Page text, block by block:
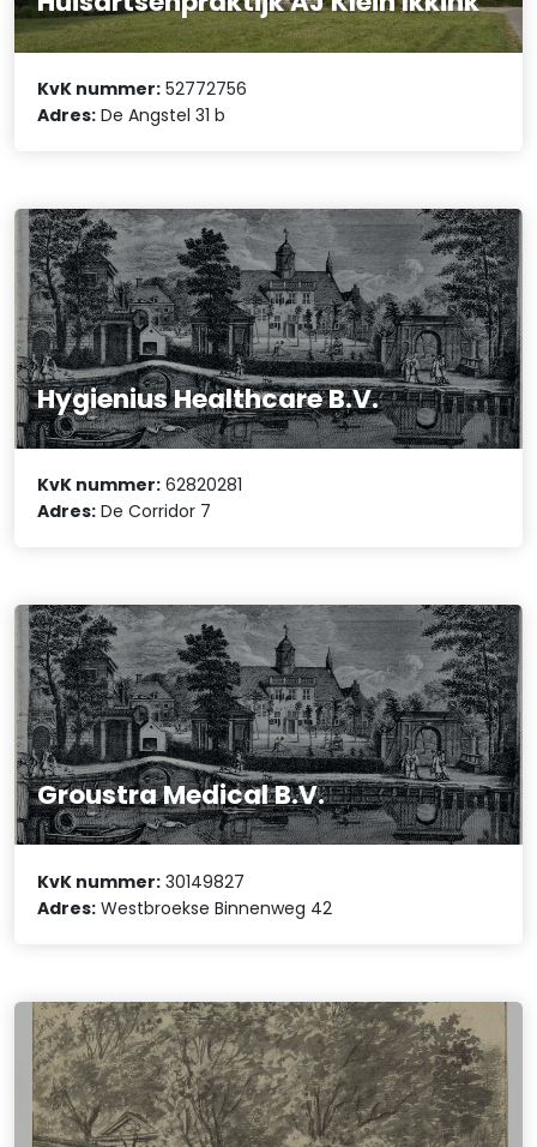
KvK nummer: 52772756
Adres: De Angstel 31 b
Hygienius Healthcare B.V.
KvK nummer: 62820281
Adres: De Corridor 7
Groustra Medical B.V.
KvK nummer: 30149827
Adres: Westbroekse Binnenweg 42